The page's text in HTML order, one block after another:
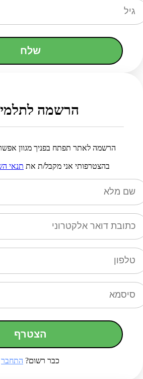
שלח
הרשמה
הרשמה לאתר תפתח בפניך מגוון
בהצטרפותי אני מקבל/ת את תנאי
הצטרף
כבר רשום? התחבר